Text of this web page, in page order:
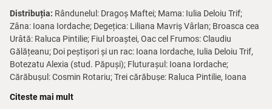
Distribuția: Rândunelul: Dragoș Maftei; Mama: Iulia Deloiu Trif;
Zâna: Ioana Iordache; Degețica: Liliana Mavriș Vârlan; Broasca cea
Urâtă: Raluca Pintilie; Fiul broaștei, Oac cel Frumos: Claudiu
Gălățeanu; Doi peștișori și un rac: Ioana Iordache, Iulia Deloiu Trif,
Botezatu Alexia (stud. Păpuși); Fluturașul: Ioana Iordache;
Cărăbușul: Cosmin Rotariu; Trei cărăbușe: Raluca Pintilie, Ioana
Deloiu Trif; Cârtițoiul: Claudiu Gălățeanu; Prințul florilor: Cosmin
Citeste mai mult